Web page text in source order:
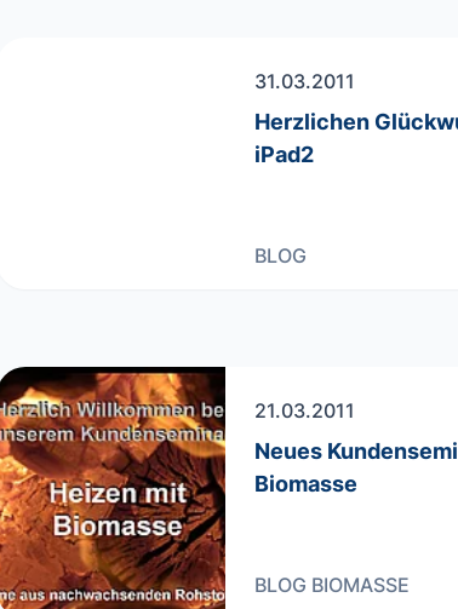
31.03.2011
Herzlichen
iPad2
BLOG
21.03.2011
Neues
Biomasse
BLOG BIOMASSE